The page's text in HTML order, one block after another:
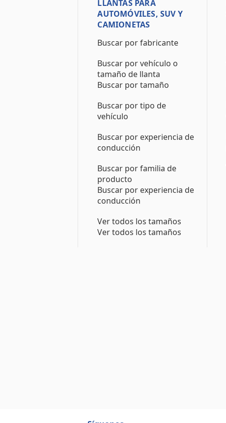
LLANTAS PARA
AUTOMÓVILES, SUV Y
CAMIONETAS
Buscar por fabricante
Buscar por vehículo o
tamaño de llanta
Buscar por tamaño
Buscar por tipo de
vehículo
Buscar por experiencia de
conducción
Buscar por familia de
producto
Buscar por experiencia de
conducción
Ver todos los tamaños
Ver todos los tamaños